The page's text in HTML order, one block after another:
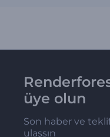
üye olun
Son haber ve
ulaşsın